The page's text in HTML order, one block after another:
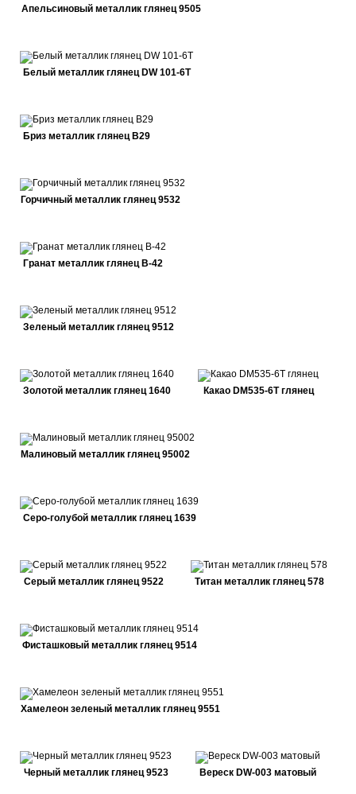
Апельсиновый металлик глянец 9505
Белый металлик глянец DW 101-6T
Бриз металлик глянец В29
Горчичный металлик глянец 9532
Гранат металлик глянец В-42
Зеленый металлик глянец 9512
Золотой металлик глянец 1640 Какао DM535-6Т глянец
Малиновый металлик глянец 95002
Серо-голубой металлик глянец 1639
Серый металлик глянец 9522 Титан металлик глянец 578
Фисташковый металлик глянец 9514
Хамелеон зеленый металлик глянец 9551
Черный металлик глянец 9523 Вереск DW-003 матовый